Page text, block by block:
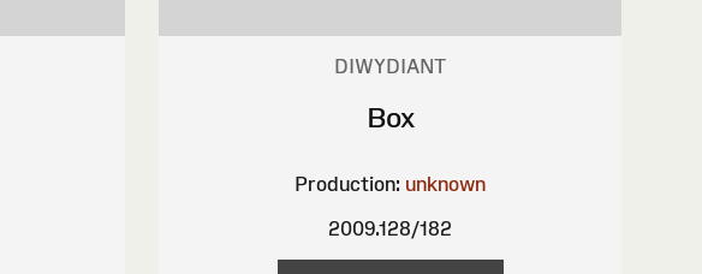
DIWYDIANT
Box
Production: unknown
2009.128/182